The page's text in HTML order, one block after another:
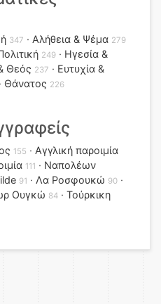
347 Αλήθεια & Ψέμα 279
249
Ηγεσία &
Θεός 237
Ευτυχία &
Θάνατος 226
155 Αγγλική παροιμία
111
Ναπολέων
91 Λα Ροσφουκώ 90
Ουγκώ 84
Τούρκικη